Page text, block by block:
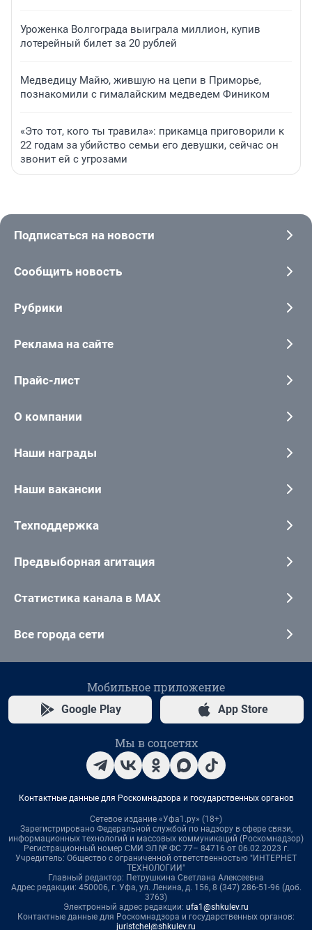
Уроженка Волгограда выиграла миллион, купив
лотерейный билет за 20 рублей
Медведицу Майю, жившую на цепи в Приморье,
познакомили с гималайским медведем Фиником
«Это тот, кого ты травила»: прикамца приговорили к
22 годам за убийство семьи его девушки, сейчас он
звонит ей с угрозами
Подписаться на новости
Сообщить новость
Рубрики
Реклама на сайте
Прайс-лист
О компании
Наши награды
Наши вакансии
Техподдержка
Предвыборная агитация
Статистика канала в MAX
Все города сети
Мобильное приложение
Google Play App Store
Мы в соцсетях
Контактные данные для Роскомнадзора и государственных органов
Сетевое издание «Уфа1.ру» (18+)
Зарегистрировано Федеральной службой по надзору в сфере связи,
информационных технологий и массовых коммуникаций (Роскомнадзор)
Регистрационный номер СМИ ЭЛ № ФС 77– 84716 от 06.02.2023 г.
Учредитель: Общество с ограниченной ответственностью "ИНТЕРНЕТ
ТЕХНОЛОГИИ"
Главный редактор: Петрушкина Светлана Алексеевна
Адрес редакции: 450006, г. Уфа, ул. Ленина, д. 156, 8 (347) 286-51-96 (доб.
3763)
Электронный адрес редакции: ufa1@shkulev.ru
Контактные данные для Роскомнадзора и государственных органов:
juristchel@shkulev.ru